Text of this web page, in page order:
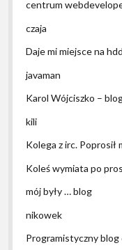
centrum
czaja
Daje mi miejsce na
javaman
Karol Wójciszko –
kili
Kolega z irc. Poprosił
Koleś wymiata po
mój były … blog
nikowek
Programistyczny